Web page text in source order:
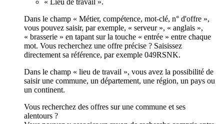
« Lieu de travail ».
Dans le champ « Métier, compétence, mot-clé, n° d'offre »,
vous pouvez saisir, par exemple, « serveur », « anglais »,
« brasserie » en tapant sur la touche « entrée » entre chaque
mot. Vous recherchez une offre précise ? Saisissez
directement sa référence, par exemple 049RSNK.
Dans le champ « lieu de travail », vous avez la possibilité de
saisir une commune, un département, une région, un pays ou
un continent.
Vous recherchez des offres sur une commune et ses
alentours ?